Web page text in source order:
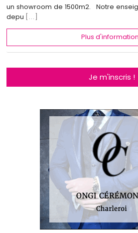
un showroom de 1500m2. Notre
depu [...]
Plus
Je m'inscris !